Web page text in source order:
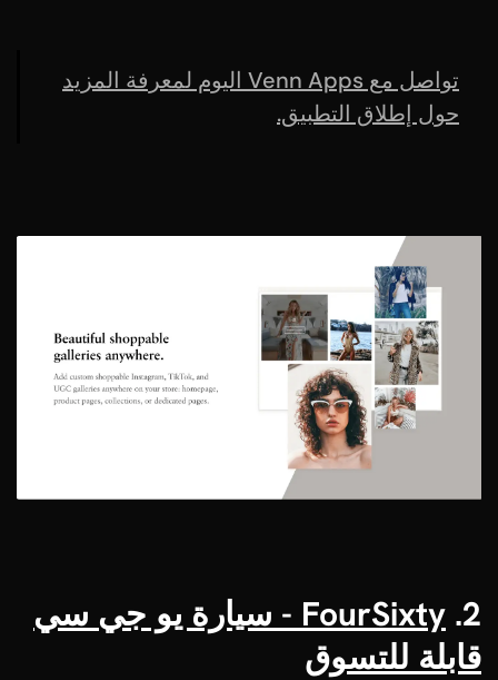
تواصل مع Venn Apps اليوم لمعرفة المزيد
حول إطلاق التطبيق.
2.
FourSixty - سيارة يو جي سي
قابلة للتسوق